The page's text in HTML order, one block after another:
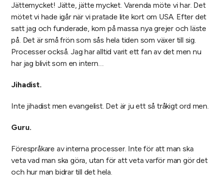
Jättemycket! Jätte, jätte mycket. Varenda möte vi har. Det
mötet vi hade igår när vi pratade lite kort om USA. Efter det
satt jag och funderade, kom på massa nya grejer och läste
på. Det är små frön som sås hela tiden som växer till sig.
Processer också. Jag har alltid varit ett fan av det men nu
har jag blivit som en intern…
Jihadist.
Inte jihadist men evangelist. Det är ju ett så tråkigt ord men.
Guru.
Förespråkare av interna processer. Inte för att man ska
veta vad man ska göra, utan för att veta varför man gör det
och hur man bidrar till det hela.